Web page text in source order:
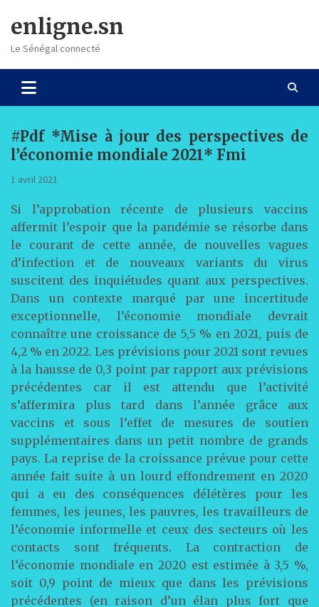
content
enligne.sn
Le Sénégal connecté
#Pdf *Mise à jour des perspectives de
l’économie mondiale 2021* Fmi
1 avril 2021
Si l’approbation récente de plusieurs vaccins
affermit l’espoir que la pandémie se résorbe dans
le courant de cette année, de nouvelles vagues
d’infection et de nouveaux variants du virus
suscitent des inquiétudes quant aux perspectives.
Dans un contexte marqué par une incertitude
exceptionnelle, l’économie mondiale devrait
connaître une croissance de 5,5 % en 2021, puis de
4,2 % en 2022. Les prévisions pour 2021 sont revues
à la hausse de 0,3 point par rapport aux prévisions
précédentes car il est attendu que l’activité
s’affermira plus tard dans l’année grâce aux
vaccins et sous l’effet de mesures de soutien
supplémentaires dans un petit nombre de grands
pays. La reprise de la croissance prévue pour cette
année fait suite à un lourd effondrement en 2020
qui a eu des conséquences délétères pour les
femmes, les jeunes, les pauvres, les travailleurs de
l’économie informelle et ceux des secteurs où les
contacts sont fréquents. La contraction de
l’économie mondiale en 2020 est estimée à 3,5 %,
soit 0,9 point de mieux que dans les prévisions
précédentes (en raison d’un élan plus fort que